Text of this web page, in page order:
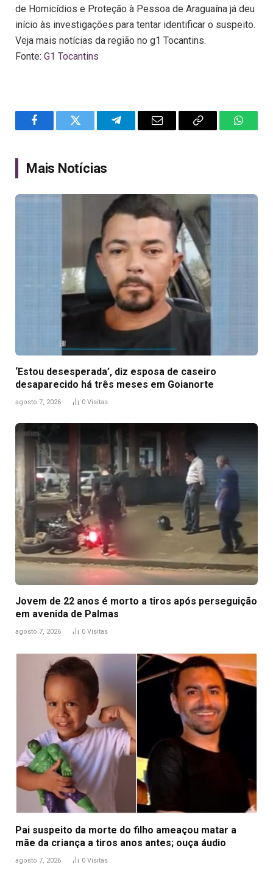
de Homicídios e Proteção à Pessoa de Araguaína já deu
início às investigações para tentar identificar o suspeito.
Veja mais notícias da região no g1 Tocantins.
Fonte: G1 Tocantins
FacebookTwitter TelegramEmail
Copy
Mais Notícias
‘Estou desesperada’, diz esposa de caseiro
desaparecido há três meses em Goianorte
agosto 7, 2026 0 Visitas
Jovem de 22 anos é morto a tiros após perseguição
em avenida de Palmas
agosto 7, 2026 0 Visitas
Pai suspeito da morte do filho ameaçou matar a
mãe da criança a tiros anos antes; ouça áudio
agosto 7, 2026 0 Visitas